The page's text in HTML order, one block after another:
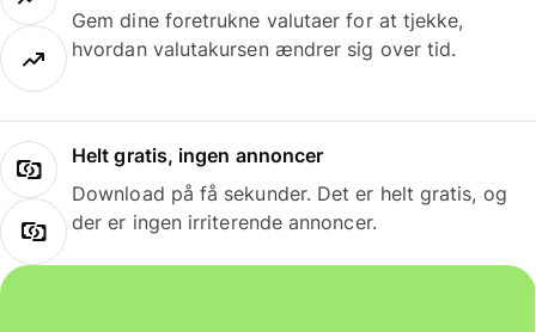
Gem dine foretrukne valutaer for at tjekke,
hvordan valutakursen ændrer sig over tid.
Helt gratis, ingen annoncer
Download på få sekunder. Det er helt gratis, og
der er ingen irriterende annoncer.